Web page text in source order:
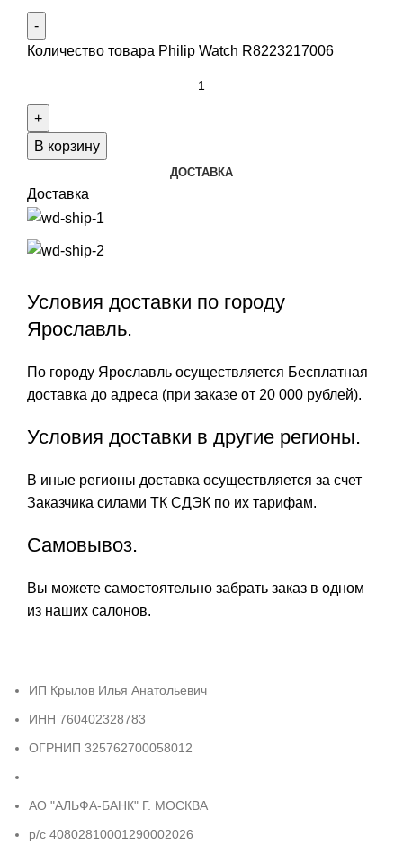
Количество товара Philip Watch R8223217006
В корзину
ДОСТАВКА
Доставка
Условия доставки по городу
Ярославль.
По городу Ярославль осуществляется Бесплатная
доставка до адреса (при заказе от 20 000 рублей).
Условия доставки в другие регионы.
В иные регионы доставка осуществляется за счет
Заказчика силами ТК СДЭК по их тарифам.
Самовывоз.
Вы можете самостоятельно забрать заказ в одном
из наших салонов.
ИП Крылов Илья Анатольевич
ИНН 760402328783
ОГРНИП 325762700058012
АО "АЛЬФА-БАНК" Г. МОСКВА
р/с 40802810001290002026